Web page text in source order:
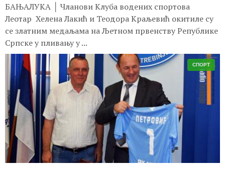
БАЊАЛУKА │ Чланови Kлуба водених спортова
Леотар Хелена Лакић и Теодора Kраљевић окитиле су
се златним медаљама на Љетном првенству Републике
Српске у пливању у ...
СПОРТ